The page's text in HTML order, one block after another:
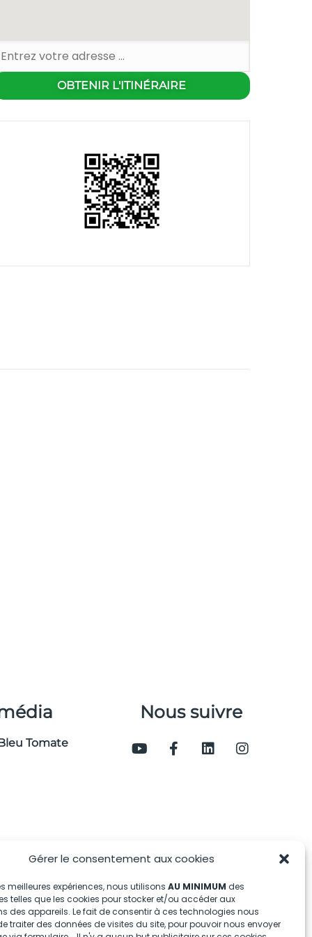
Gérer le consentement aux cookies
meilleures expériences, nous utilisons AU MINIMUM des
telles que les cookies pour stocker et/ou accéder aux
des appareils. Le fait de consentir à ces technologies nous
traiter des données de visites du site, pour pouvoir nous envoyer
Tomate
Nous suivre